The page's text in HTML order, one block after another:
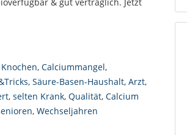
& gut verträglich. Jetzt
Knochen, Calciummangel,
, Säure-Basen-Haushalt, Arzt,
, selten Krank, Qualität, Calcium
, Wechseljahren